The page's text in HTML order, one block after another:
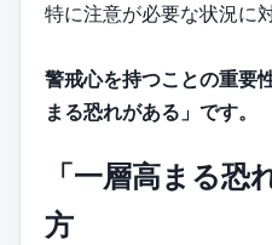
特に注意が必要な状況に対
警戒心を持つことの重要
まる恐れがある」です。
「一層高まる恐
方